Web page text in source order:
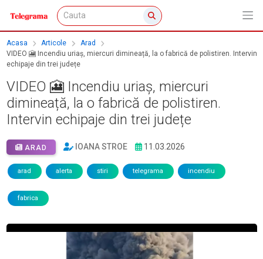
Acasa Articole
Arad
VIDEO 🎦 Incendiu uriaș, miercuri dimineață, la o fabrică de polistiren. Intervin
echipaje din trei județe
VIDEO 🎦 Incendiu uriaș, miercuri
dimineață, la o fabrică de polistiren.
Intervin echipaje din trei județe
ARAD IOANA STROE 11.03.2026
arad alerta stiri telegrama incendiu
fabrica